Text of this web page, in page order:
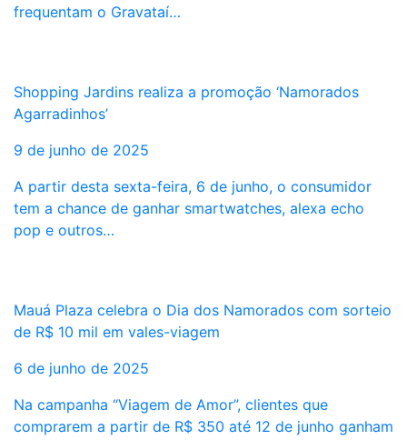
frequentam o Gravataí…
Shopping Jardins realiza a promoção ‘Namorados
Agarradinhos’
9 de junho de 2025
A partir desta sexta-feira, 6 de junho, o consumidor
tem a chance de ganhar smartwatches, alexa echo
pop e outros…
Mauá Plaza celebra o Dia dos Namorados com sorteio
de R$ 10 mil em vales-viagem
6 de junho de 2025
Na campanha “Viagem de Amor”, clientes que
comprarem a partir de R$ 350 até 12 de junho ganham